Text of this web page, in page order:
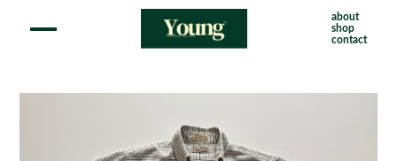
about
shop
contact